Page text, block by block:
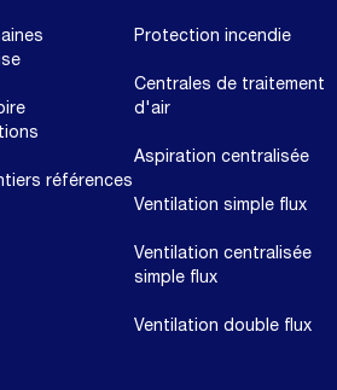
références
Protection incendie
Centrales de traitement
d'air
Aspiration centralisée
Ventilation simple flux
Ventilation centralisée
simple flux
Ventilation double flux